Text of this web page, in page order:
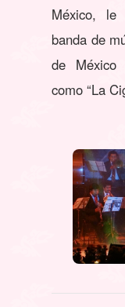
México,
banda de
de México
como “La